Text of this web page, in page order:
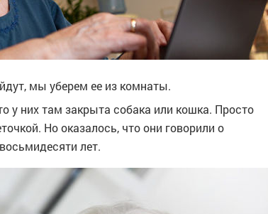
мы уберем ее из комнаты.
у них там закрыта собака или кошка. Просто
Но оказалось, что они говорили о
лет.